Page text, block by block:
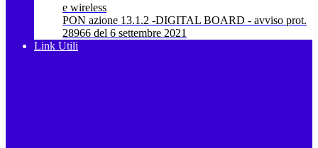
e wireless
PON azione 13.1.2 -DIGITAL BOARD - avviso prot.
28966 del 6 settembre 2021
Link Utili